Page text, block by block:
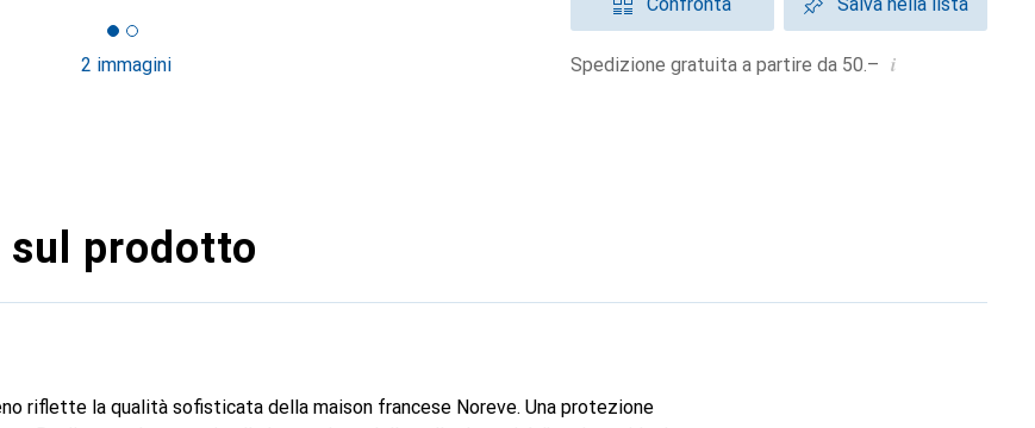
2 immagini Spedizione gratuita a partire da 50.– i
prodotto
riflette la qualità sofisticata della maison francese Noreve. Una protezione